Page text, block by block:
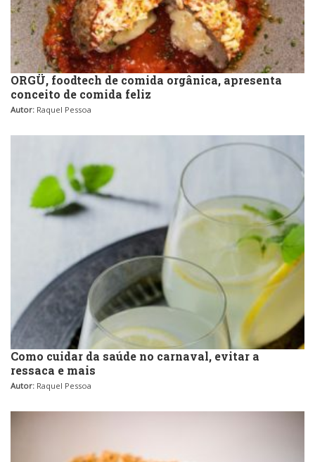
ORGÜ, foodtech de comida orgânica, apresenta
conceito de comida feliz
Autor: Raquel Pessoa
Como cuidar da saúde no carnaval, evitar a
ressaca e mais
Autor: Raquel Pessoa